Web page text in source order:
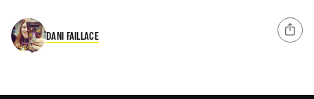
DANI FAILLACE